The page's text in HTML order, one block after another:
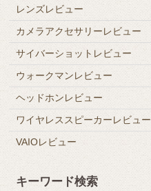
レンズレビュー
カメラアクセサリーレビュー
サイバーショットレビュー
ウォークマンレビュー
ヘッドホンレビュー
ワイヤレススピーカーレビュー
VAIOレビュー
キーワード検索